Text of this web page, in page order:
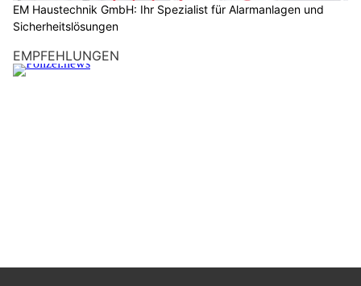
a
n
n
w
EM Haustechnik GmbH: Ihr Spezialist für Alarmanlagen und
Sicherheitslösungen
EMPFEHLUNGEN